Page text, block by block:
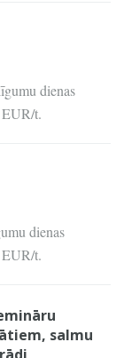
dienas
t.
dienas
t.
salmu